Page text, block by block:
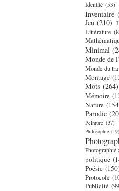
Identité (53)
Inventaire
Jeu (210)
Littérature
Minimal
Monde de
Monde du
Montage
Mots (264)
Mémoire
Nature
Parodie
Peinture (37)
Philosophie (19)
Photographie
politique
Poésie
Protocole
Publicité